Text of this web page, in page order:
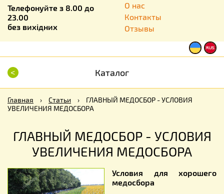
Телефонуйте з 8.00 до
23.00
без вихідних
О нас
Контакты
Отзывы
< Каталог
Главная › Статьи ›
ГЛАВНЫЙ МЕДОСБОР - УСЛОВИЯ
УВЕЛИЧЕНИЯ МЕДОСБОРА
ГЛАВНЫЙ МЕДОСБОР - УСЛОВИЯ
УВЕЛИЧЕНИЯ МЕДОСБОРА
Условия для хорошего
медосбора